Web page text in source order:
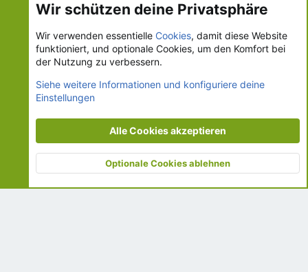
Cookies ks.de - UI.X 2-Style
Kontakt
Nutzungsbedingungen
Datenschutz
Hilfe und Impressum
S
Community platform by XenForo® © 2010-2026 XenForo Ltd.
© 2002-2026 www.krankenschwester.de
Wir schützen deine Privatsphäre
Wir verwenden essentielle Cookies, damit diese Website
funktioniert, und optionale Cookies, um den Komfort bei
der Nutzung zu verbessern.
Siehe weitere Informationen und konfiguriere deine
Einstellungen
Alle Cookies akzeptieren
Optionale Cookies ablehnen